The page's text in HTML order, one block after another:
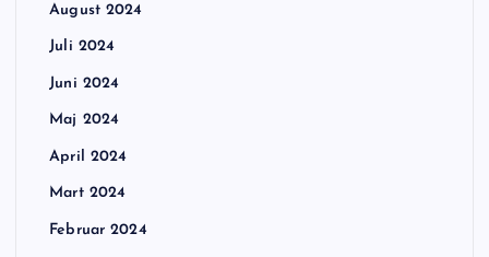
August 2024
Juli 2024
Juni 2024
Maj 2024
April 2024
Mart 2024
Februar 2024